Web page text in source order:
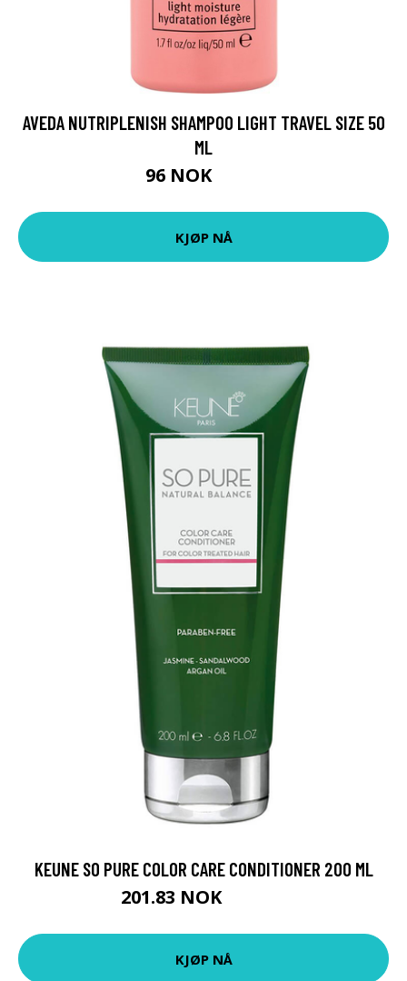
AVEDA NUTRIPLENISH SHAMPOO LIGHT TRAVEL SIZE 50
ML
96 NOK
KJØP NÅ
KEUNE SO PURE COLOR CARE CONDITIONER 200 ML
201.83 NOK
KJØP NÅ